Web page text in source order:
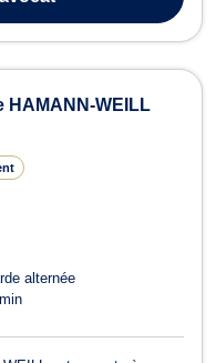
HAMANN-WEILL
alternée